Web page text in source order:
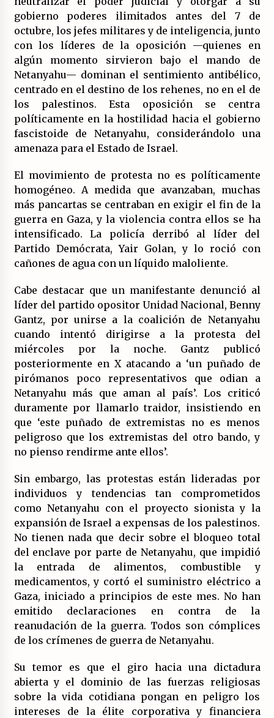
gobierno poderes ilimitados antes del 7 de
octubre, los jefes militares y de inteligencia, junto
con los líderes de la oposición —quienes en
algún momento sirvieron bajo el mando de
Netanyahu— dominan el sentimiento antibélico,
centrado en el destino de los rehenes, no en el de
los palestinos. Esta oposición se centra
políticamente en la hostilidad hacia el gobierno
fascistoide de Netanyahu, considerándolo una
amenaza para el Estado de Israel.
El movimiento de protesta no es políticamente
homogéneo. A medida que avanzaban, muchas
más pancartas se centraban en exigir el fin de la
guerra en Gaza, y la violencia contra ellos se ha
intensificado. La policía derribó al líder del
Partido Demócrata, Yair Golan, y lo roció con
cañones de agua con un líquido maloliente.
Cabe destacar que un manifestante denunció al
líder del partido opositor Unidad Nacional, Benny
Gantz, por unirse a la coalición de Netanyahu
cuando intentó dirigirse a la protesta del
miércoles por la noche. Gantz publicó
posteriormente en X atacando a ‘un puñado de
pirómanos poco representativos que odian a
Netanyahu más que aman al país’. Los criticó
duramente por llamarlo traidor, insistiendo en
que ‘este puñado de extremistas no es menos
peligroso que los extremistas del otro bando, y
no pienso rendirme ante ellos’.
Sin embargo, las protestas están lideradas por
individuos y tendencias tan comprometidos
como Netanyahu con el proyecto sionista y la
expansión de Israel a expensas de los palestinos.
No tienen nada que decir sobre el bloqueo total
del enclave por parte de Netanyahu, que impidió
la entrada de alimentos, combustible y
medicamentos, y cortó el suministro eléctrico a
Gaza, iniciado a principios de este mes. No han
emitido declaraciones en contra de la
reanudación de la guerra. Todos son cómplices
de los crímenes de guerra de Netanyahu.
Su temor es que el giro hacia una dictadura
abierta y el dominio de las fuerzas religiosas
sobre la vida cotidiana pongan en peligro los
intereses de la élite corporativa y financiera